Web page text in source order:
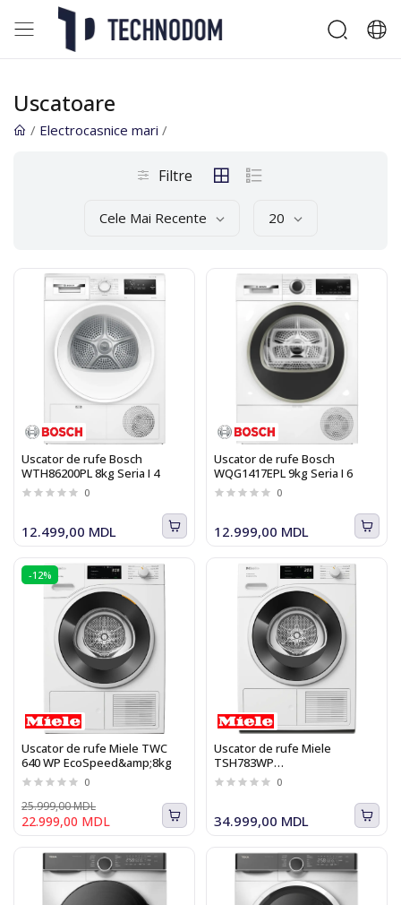
Uscatoare
/ Electrocasnice mari /
Filtre
Cele Mai Recente 20
Uscator de rufe Bosch
WTH86200PL 8kg Seria I 4
0
12.499,00 MDL
Uscator de rufe Bosch
WQG1417EPL 9kg Seria I 6
0
12.999,00 MDL
-12%
Uscator de rufe Miele TWC
640 WP EcoSpeed&amp;8kg
0
22.999,00 MDL
25.999,00 MDL
Uscator de rufe Miele
TSH783WP
EcoSpeed&amp;9kg
0
34.999,00 MDL